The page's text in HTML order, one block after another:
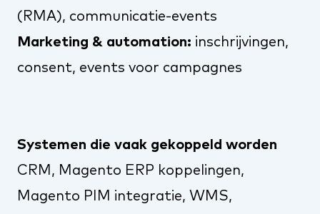
(RMA), communicatie-events
Marketing & automation: inschrijvingen,
consent, events voor campagnes
Systemen die vaak gekoppeld worden
CRM, Magento ERP koppelingen,
Magento PIM integratie, WMS,